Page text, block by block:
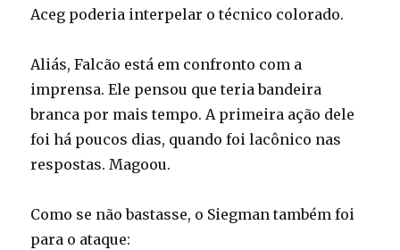
Aceg poderia interpelar o técnico colorado.
Aliás, Falcão está em confronto com a
imprensa. Ele pensou que teria bandeira
branca por mais tempo. A primeira ação dele
foi há poucos dias, quando foi lacônico nas
respostas. Magoou.
Como se não bastasse, o Siegman também foi
para o ataque: